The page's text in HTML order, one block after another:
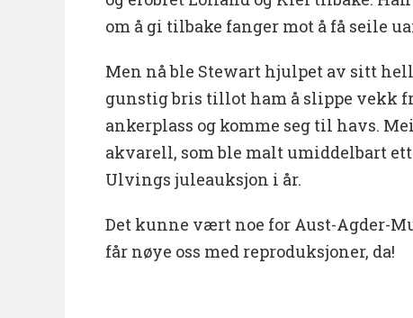
om å gi tilbake fanger mot å få seile
Men nå ble Stewart hjulpet av sitt hell
gunstig bris tillot ham å slippe vekk
ankerplass og komme seg til havs.
akvarell, som ble malt umiddelbart
Ulvings juleauksjon i år.
Det kunne vært noe for Aust-Agder-
får nøye oss med reproduksjoner, da!